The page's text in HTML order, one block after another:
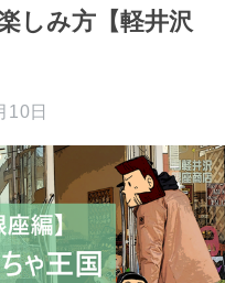
しみ方【軽井沢
10日